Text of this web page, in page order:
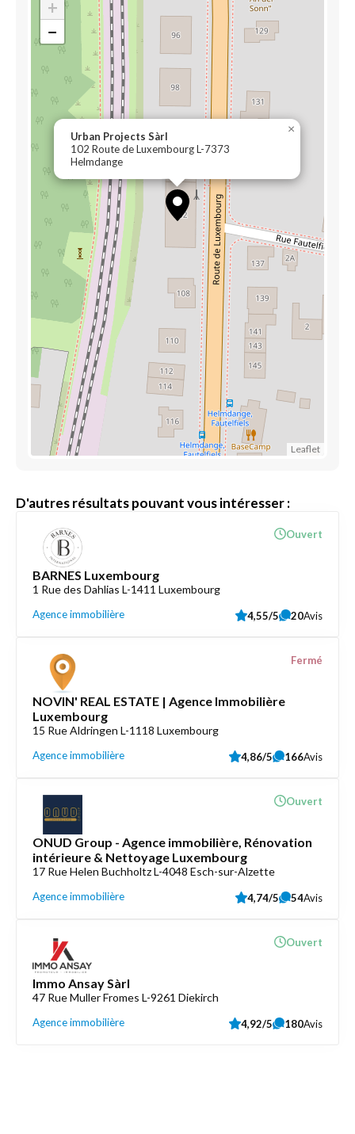
Urban Projects Sàrl
102 Route de Luxembourg L-7373
Helmdange
×
+
−
Leaflet
D'autres résultats pouvant vous intéresser :
BARNES Luxembourg
1 Rue des Dahlias L-1411 Luxembourg
Agence immobilière
Ouvert
4,55/5 20Avis
NOVIN' REAL ESTATE | Agence Immobilière
Luxembourg
15 Rue Aldringen L-1118 Luxembourg
Agence immobilière
Fermé
4,86/5 166Avis
ONUD Group - Agence immobilière, Rénovation
intérieure & Nettoyage Luxembourg
17 Rue Helen Buchholtz L-4048 Esch-sur-Alzette
Agence immobilière
Ouvert
4,74/5 54Avis
Immo Ansay Sàrl
47 Rue Muller Fromes L-9261 Diekirch
Agence immobilière
Ouvert
4,92/5 180Avis